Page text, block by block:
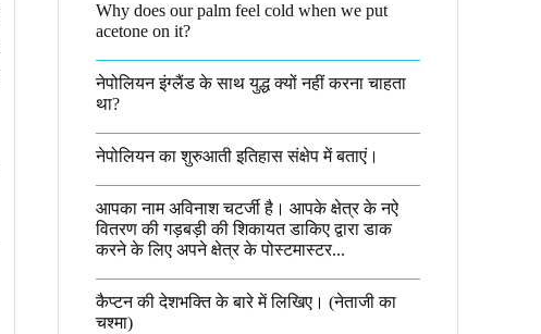
Why does our palm feel cold when we put
acetone on it?
नेपोलियन इंग्लैंड के साथ युद्ध क्यों नहीं करना चाहता
था​?
नेपोलियन का शुरुआती इतिहास संक्षेप में बताएं।
आपका नाम अविनाश चटर्जी है। आपके क्षेत्र के नऐ
वितरण की गड़बड़ी की शिकायत डाकिए द्वारा डाक
करने के लिए अपने क्षेत्र के पोस्टमास्टर...
कैप्टन की देशभक्ति के बारे में लिखिए।​ (नेताजी का
चश्मा)